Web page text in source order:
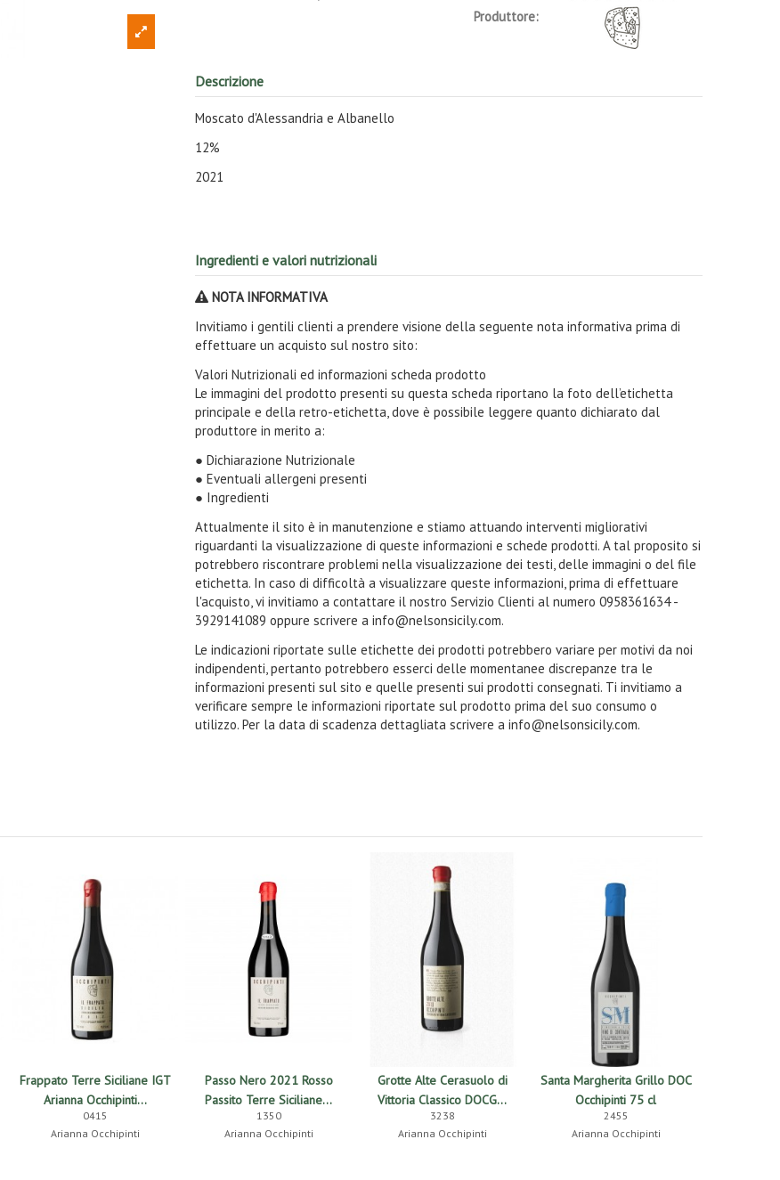
Produttore:
Descrizione
Moscato d'Alessandria e Albanello
12%
2021
Ingredienti e valori nutrizionali
NOTA INFORMATIVA
Invitiamo i gentili clienti a prendere visione della seguente nota informativa prima di
effettuare un acquisto sul nostro sito:
Valori Nutrizionali ed informazioni scheda prodotto
Le immagini del prodotto presenti su questa scheda riportano la foto dell’etichetta
principale e della retro-etichetta, dove è possibile leggere quanto dichiarato dal
produttore in merito a:
● Dichiarazione Nutrizionale
● Eventuali allergeni presenti
● Ingredienti
Attualmente il sito è in manutenzione e stiamo attuando interventi migliorativi
riguardanti la visualizzazione di queste informazioni e schede prodotti. A tal proposito si
potrebbero riscontrare problemi nella visualizzazione dei testi, delle immagini o del file
etichetta. In caso di difficoltà a visualizzare queste informazioni, prima di effettuare
l'acquisto, vi invitiamo a contattare il nostro Servizio Clienti al numero 0958361634 -
3929141089 oppure scrivere a info@nelsonsicily.com.
Le indicazioni riportate sulle etichette dei prodotti potrebbero variare per motivi da noi
indipendenti, pertanto potrebbero esserci delle momentanee discrepanze tra le
informazioni presenti sul sito e quelle presenti sui prodotti consegnati. Ti invitiamo a
verificare sempre le informazioni riportate sul prodotto prima del suo consumo o
utilizzo. Per la data di scadenza dettagliata scrivere a info@nelsonsicily.com.
Frappato Terre Siciliane IGT
Arianna Occhipinti...
0415
Arianna Occhipinti
Passo Nero 2021 Rosso
Passito Terre Siciliane...
1350
Arianna Occhipinti
Grotte Alte Cerasuolo di
Vittoria Classico DOCG...
3238
Arianna Occhipinti
Santa Margherita Grillo DOC
Occhipinti 75 cl
2455
Arianna Occhipinti